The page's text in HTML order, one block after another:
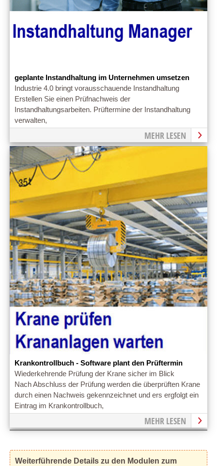
geplante Instandhaltung im Unternehmen umsetzen
Industrie 4.0 bringt vorausschauende Instandhaltung
Erstellen Sie einen Prüfnachweis der
Instandhaltungsarbeiten. Prüftermine der Instandhaltung
verwalten,
MEHR LESEN
Krankontrollbuch - Software plant den Prüftermin
Wiederkehrende Prüfung der Krane sicher im Blick
Nach Abschluss der Prüfung werden die überprüften Krane
durch einen Nachweis gekennzeichnet und ers ergfolgt ein
Eintrag im Krankontrollbuch,
MEHR LESEN
Weiterführende Details zu den Modulen zum